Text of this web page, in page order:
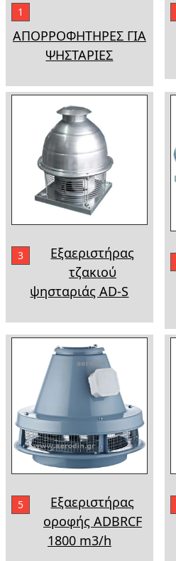
1
ΑΠΟΡΡΟΦΗΤΗΡΕΣ ΓΙΑ
ΨΗΣΤΑΡΙΕΣ
3
Εξαεριστήρας
τζακιού
ψησταριάς AD-S
5
Εξαεριστήρας
οροφής ADBRCF
1800 m3/h